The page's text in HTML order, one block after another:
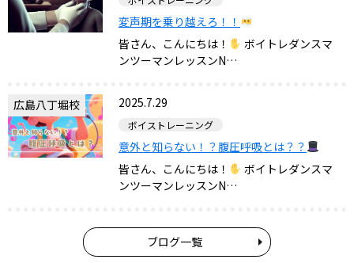
変声期を乗り越えろ！！
皆さん、こんにちは！
ボイトレダンスマ
ンツーマンレッスンN…
広島八丁堀校 2025.7.29
ボイストレーニング
意外と知らない！？腹圧呼吸とは？？
皆さん、こんにちは！
ボイトレダンスマ
ンツーマンレッスンN…
ブログ一覧